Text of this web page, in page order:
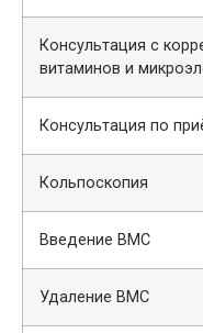
Консультация с
витаминов и
Консультация по
Кольпоскопия
Введение ВМС
Удаление ВМС